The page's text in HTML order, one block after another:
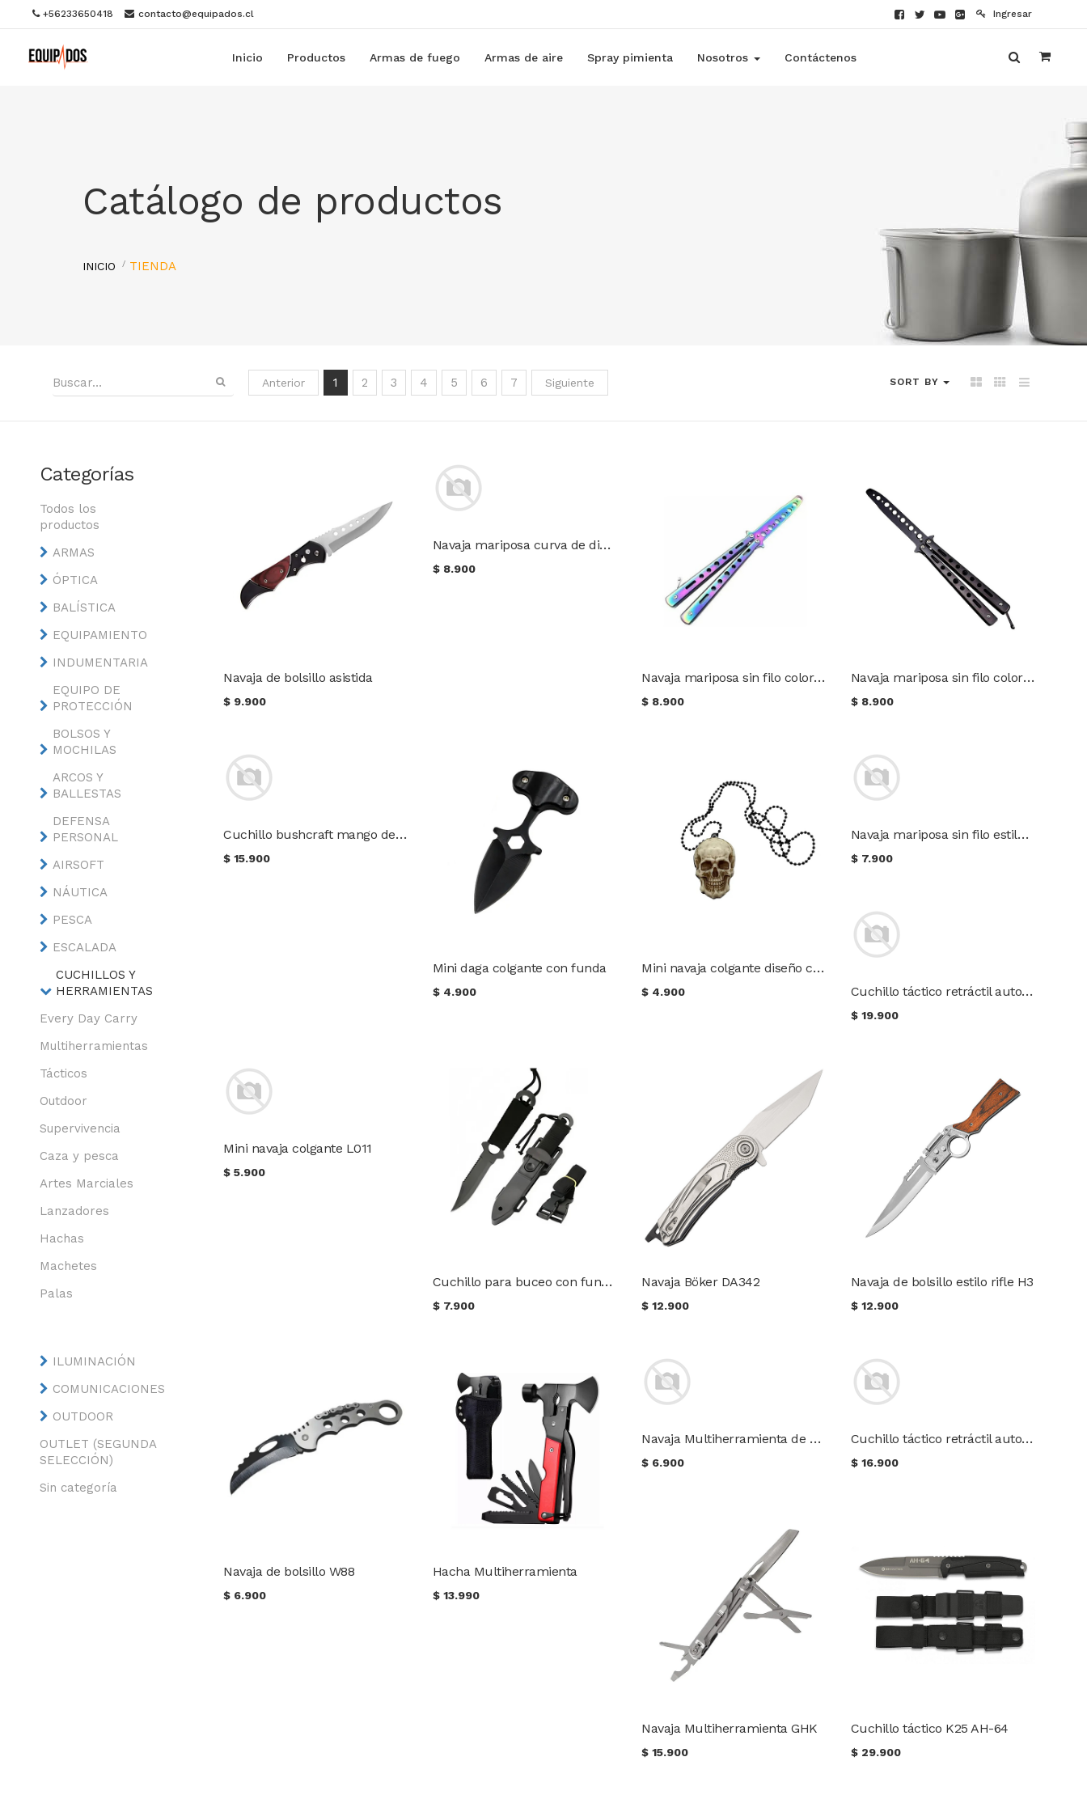
+56233650418 contacto@equipados.cl Ingresar
Inicio Productos Armas de fuego Armas de aire Spray pimienta Nosotros Contáctenos
Catálogo de productos
INICIO TIENDA
Anterior 1 2 3 4 5 6 7 Siguiente SORT BY
Categorías
Todos los
productos
ARMAS
ÓPTICA
BALÍSTICA
EQUIPAMIENTO
INDUMENTARIA
EQUIPO DE
PROTECCIÓN
BOLSOS Y
MOCHILAS
ARCOS Y
BALLESTAS
DEFENSA
PERSONAL
AIRSOFT
NÁUTICA
PESCA
ESCALADA
CUCHILLOS Y
HERRAMIENTAS
Every Day Carry
Multiherramientas
Tácticos
Outdoor
Supervivencia
Caza y pesca
Artes Marciales
Lanzadores
Hachas
Machetes
Palas
ILUMINACIÓN
COMUNICACIONES
OUTDOOR
OUTLET (SEGUNDA
SELECCIÓN)
Sin categoría
Navaja de bolsillo asistida
$ 9.900
Navaja mariposa curva de diseño
$ 8.900
Navaja mariposa sin filo color tornasol
$ 8.900
Navaja mariposa sin filo color negro
$ 8.900
Cuchillo bushcraft mango de madera
$15.900
Mini daga colgante con funda
$ 4.900
Mini navaja colgante diseño calavera
$ 4.900
Navaja mariposa sin filo estilo de peine
$ 7.900
Cuchillo táctico retráctil automático color negro
$ 19.900
Mini navaja colgante L011
$5.900
Cuchillo para buceo con funda de piernera
$ 7.900
Navaja Böker DA342
$12.900
Navaja de bolsillo estilo rifle H3
$ 12.900
Navaja de bolsillo W88
$ 6.900
Hacha Multiherramienta
$ 13.990
Navaja Multiherramienta de bolsillo
$ 6.900
Cuchillo táctico retráctil automático
$ 16.900
Navaja Multiherramienta GHK
$15.900
Cuchillo táctico K25 AH-64
$ 29.900